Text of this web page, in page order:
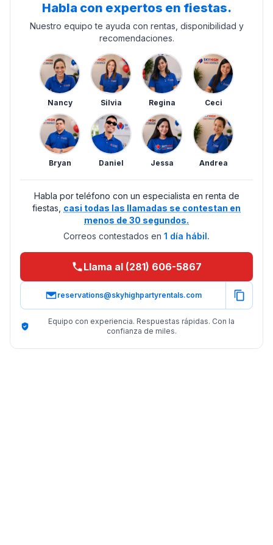
Habla con expertos en fiestas.
Nuestro equipo te ayuda con rentas, disponibilidad y
recomendaciones.
Nancy Silvia Regina Ceci
Bryan Daniel Jessa Andrea
Habla por teléfono con un especialista en renta de
fiestas, casi todas las llamadas se contestan en
menos de 30 segundos.
Correos contestados en 1 día hábil.
Llama al (281) 606-5867
reservations@skyhighpartyrentals.com
Equipo con experiencia. Respuestas rápidas. Con la
confianza de miles.